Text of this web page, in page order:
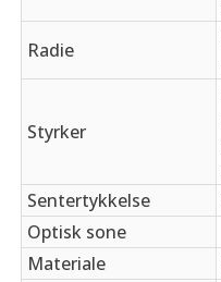
Radie
Styrker
Sentertykkelse
Optisk sone
Materiale